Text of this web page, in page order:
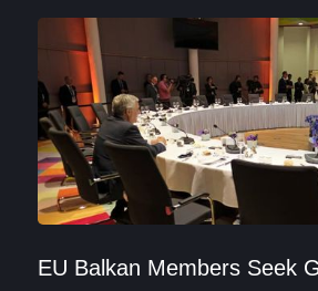
EU Balkan Members Seek